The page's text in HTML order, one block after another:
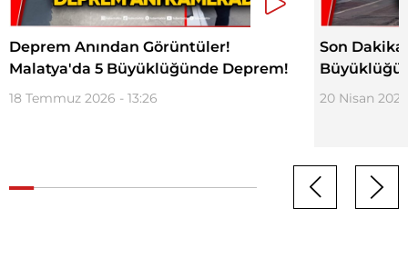
Deprem Anından Görüntüler!
Malatya'da 5 Büyüklüğünde Deprem!
18 Temmuz 2026 - 13:26
Son
20 Nisan